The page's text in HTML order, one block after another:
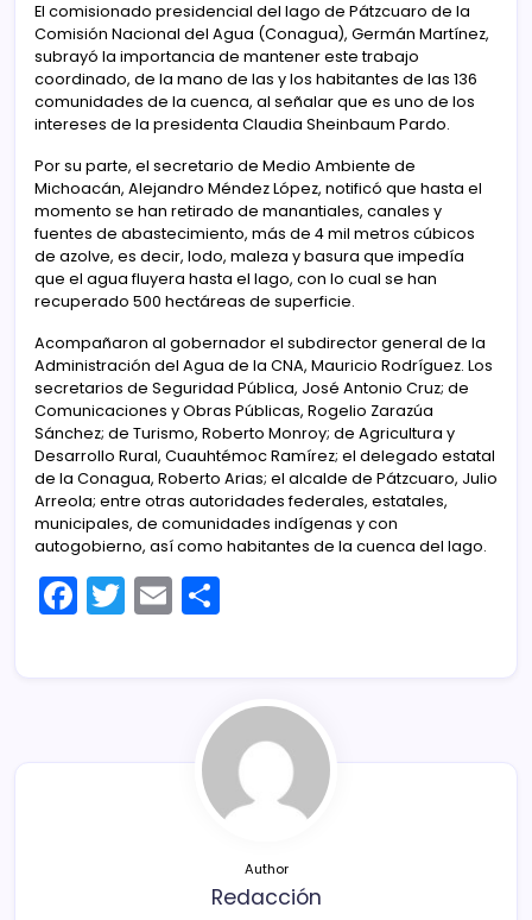
El comisionado presidencial del lago de Pátzcuaro de la
Comisión Nacional del Agua (Conagua), Germán Martínez,
subrayó la importancia de mantener este trabajo
coordinado, de la mano de las y los habitantes de las 136
comunidades de la cuenca, al señalar que es uno de los
intereses de la presidenta Claudia Sheinbaum Pardo.
Por su parte, el secretario de Medio Ambiente de
Michoacán, Alejandro Méndez López, notificó que hasta el
momento se han retirado de manantiales, canales y
fuentes de abastecimiento, más de 4 mil metros cúbicos
de azolve, es decir, lodo, maleza y basura que impedía
que el agua fluyera hasta el lago, con lo cual se han
recuperado 500 hectáreas de superficie.
Acompañaron al gobernador el subdirector general de la
Administración del Agua de la CNA, Mauricio Rodríguez. Los
secretarios de Seguridad Pública, José Antonio Cruz; de
Comunicaciones y Obras Públicas, Rogelio Zarazúa
Sánchez; de Turismo, Roberto Monroy; de Agricultura y
Desarrollo Rural, Cuauhtémoc Ramírez; el delegado estatal
de la Conagua, Roberto Arias; el alcalde de Pátzcuaro, Julio
Arreola; entre otras autoridades federales, estatales,
municipales, de comunidades indígenas y con
autogobierno, así como habitantes de la cuenca del lago.
F
a
T
w
E
m
p
ar
tir
Author
Redacción